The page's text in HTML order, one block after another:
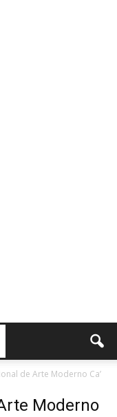
de Arte Moderno Ca’
Moderno